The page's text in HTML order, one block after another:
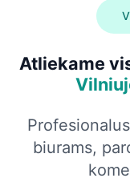
Atliekame
biurams,